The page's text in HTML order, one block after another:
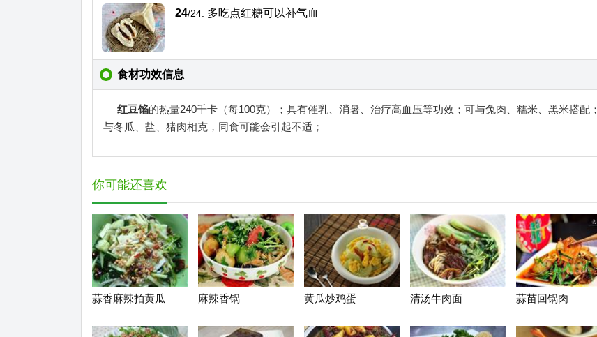
24/24. 多吃点红糖可以补气血
食材功效信息
红豆馅的热量240千卡（每100克）；具有催乳、消暑、治疗高血压等功效；可与兔肉、糯米、黑米搭配；
与冬瓜、盐、猪肉相克，同食可能会引起不适；
你可能还喜欢
蒜香麻辣拍黄瓜 麻辣香锅 黄瓜炒鸡蛋 清汤牛肉面 蒜苗回锅肉